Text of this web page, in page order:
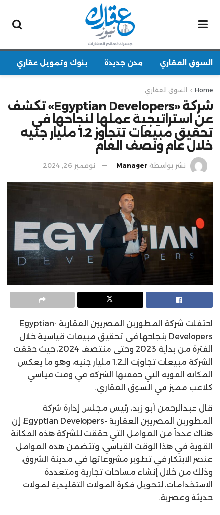
السوق العقاري مدن جديدة بنوك وتمويل عقاري
Home السوق العقاري
شركة «Egyptian Developers» تكشف
عن استراتيجية عملها لنجاحها في
تحقيق مبيعات تتجاوز 1.2 مليار جنيه
خلال عام ونصف العام
نشر بواسطة Manager نوفمبر 26, 2024
احتفلت شركة المطورين المصريين العقارية -Egyptian
Developers بنجاحها في تحقيق مبيعات قياسية خلال
الفترة من بداية 2023 وحتى منتصف 2024، حيث حققت
الشركة مبيعات تجاوزت الـ1.2 مليار جنيه، وهو ما يعكس
المكانة القوية التي حققتها الشركة في وقت قياسي
كلاعب مميز في السوق العقاري.
قال عبدالرحمن أبو زيد، رئيس مجلس إدارة شركة
المطورين المصريين العقارية -Egyptian Developers، إن
هناك عدداً من العوامل التي حققت للشركة هذه المكانة
القوية في هذا الوقت القياسي، وتتضمن هذه العوامل
عنصر الابتكار في تطوير مشروعاتها في مدينة الشروق،
وذلك من خلال إنشاء مساحات تجارية ومتعددة
الاستخدامات، لتحويل فكرة المولات التقليدية لمولات
حديثة وعصرية.